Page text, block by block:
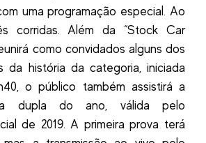
uma programação especial. Ao
corridas. Além da “Stock Car
como convidados alguns dos
da história da categoria, iniciada
o público também assistirá a
dupla do ano, válida pelo
de 2019. A primeira prova terá